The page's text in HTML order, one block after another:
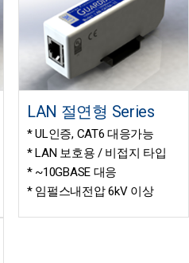
LAN 절연형 Series
* UL인증, CAT6 대응가능
* LAN 보호용 / 비접지 타입
* ~10GBASE 대응
* 임펄스내전압 6kV 이상